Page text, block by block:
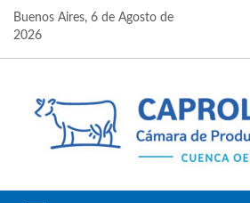
Buenos Aires, 6 de Agosto de
2026